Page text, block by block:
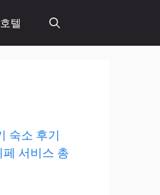
호텔
숙소 후기
서비스 총